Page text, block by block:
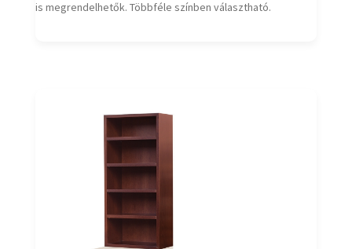
is megrendelhetők. Többféle színben választható.